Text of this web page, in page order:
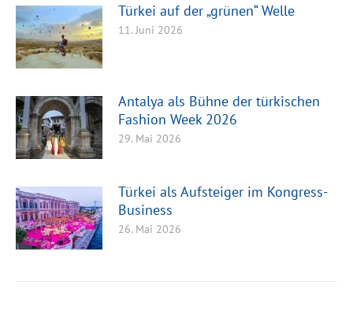
Türkei auf der „grünen“ Welle
11. Juni 2026
Antalya als Bühne der türkischen
Fashion Week 2026
29. Mai 2026
Türkei als Aufsteiger im Kongress-
Business
26. Mai 2026